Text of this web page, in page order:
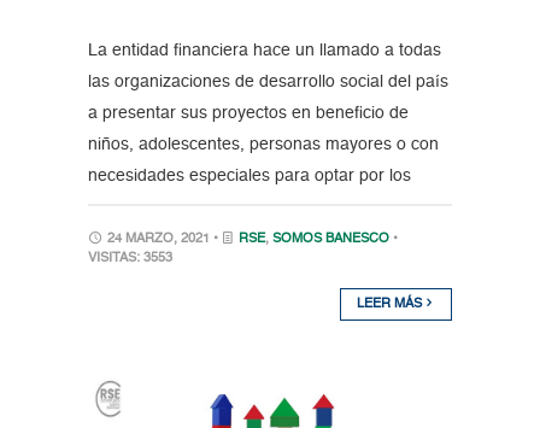
La entidad financiera hace un llamado a todas
las organizaciones de desarrollo social del país
a presentar sus proyectos en beneficio de
niños, adolescentes, personas mayores o con
necesidades especiales para optar por los
24 MARZO, 2021 • RSE, SOMOS BANESCO •
VISITAS: 3553
LEER MÁS